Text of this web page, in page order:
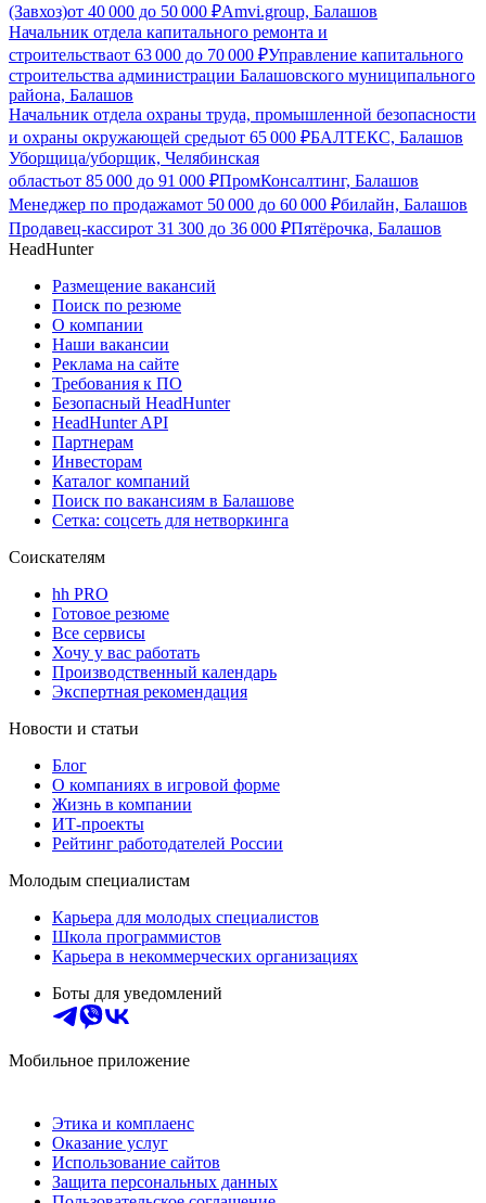
(Завхоз)от 40 000 до 50 000 ₽Amvi.group, Балашов
Начальник отдела капитального ремонта и
строительстваот 63 000 до 70 000 ₽Управление капитального
строительства администрации Балашовского муниципального
района, Балашов
Начальник отдела охраны труда, промышленной безопасности
и охраны окружающей средыот 65 000 ₽БАЛТЕКС, Балашов
Уборщица/уборщик, Челябинская
областьот 85 000 до 91 000 ₽ПромКонсалтинг, Балашов
Менеджер по продажамот 50 000 до 60 000 ₽билайн, Балашов
Продавец-кассирот 31 300 до 36 000 ₽Пятёрочка, Балашов
HeadHunter
Размещение вакансий
Поиск по резюме
О компании
Наши вакансии
Реклама на сайте
Требования к ПО
Безопасный HeadHunter
HeadHunter API
Партнерам
Инвесторам
Каталог компаний
Поиск по вакансиям в Балашове
Сетка: соцсеть для нетворкинга
Соискателям
hh PRO
Готовое резюме
Все сервисы
Хочу у вас работать
Производственный календарь
Экспертная рекомендация
Новости и статьи
Блог
О компаниях в игровой форме
Жизнь в компании
ИТ-проекты
Рейтинг работодателей России
Молодым специалистам
Карьера для молодых специалистов
Школа программистов
Карьера в некоммерческих организациях
Боты для уведомлений
Мобильное приложение
Этика и комплаенс
Оказание услуг
Использование сайтов
Защита персональных данных